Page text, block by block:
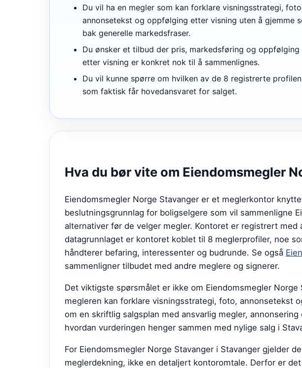
Du vil ha en megler som kan forklare visningsstrategi,
annonsetekst og oppfølging etter visning uten å gjemme
bak generelle markedsfraser.
Du ønsker et tilbud der pris, markedsføring og oppfølging
etter visning er konkret nok til å sammenlignes.
Du vil kunne spørre om hvilken av de 8 registrerte
som faktisk får hovedansvaret for salget.
Hva du bør vite om Eiendomsmegler
Eiendomsmegler Norge Stavanger er et meglerkontor
beslutningsgrunnlag for boligselgere som vil sammenligne
alternativer før de velger megler. Kontoret er registrert med
datagrunnlaget er kontoret koblet til 8 meglerprofiler, noe
håndterer befaring, interessenter og budrunde. Se også
sammenligner tilbudet med andre meglere og signerer.
Det viktigste spørsmålet er ikke om Eiendomsmegler
megleren kan forklare visningsstrategi, foto, annonsetekst
om en skriftlig salgsplan med ansvarlig megler,
hvordan vurderingen henger sammen med nylige salg i
For Eiendomsmegler Norge Stavanger i Stavanger gjelder
meglerdekning, ikke en detaljert kontoromtale. Derfor er